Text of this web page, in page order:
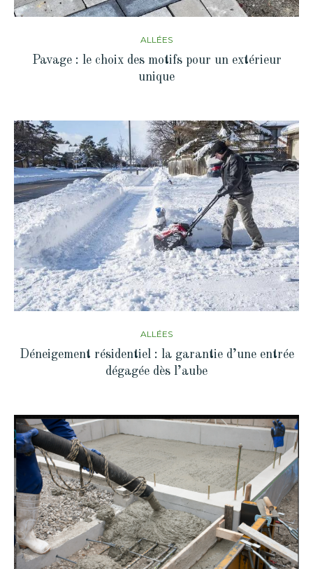
ALLÉES
Pavage : le choix des motifs pour un extérieur
unique
ALLÉES
Déneigement résidentiel : la garantie d’une entrée
dégagée dès l’aube